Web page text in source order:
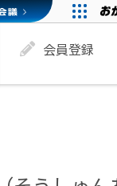
会員登録